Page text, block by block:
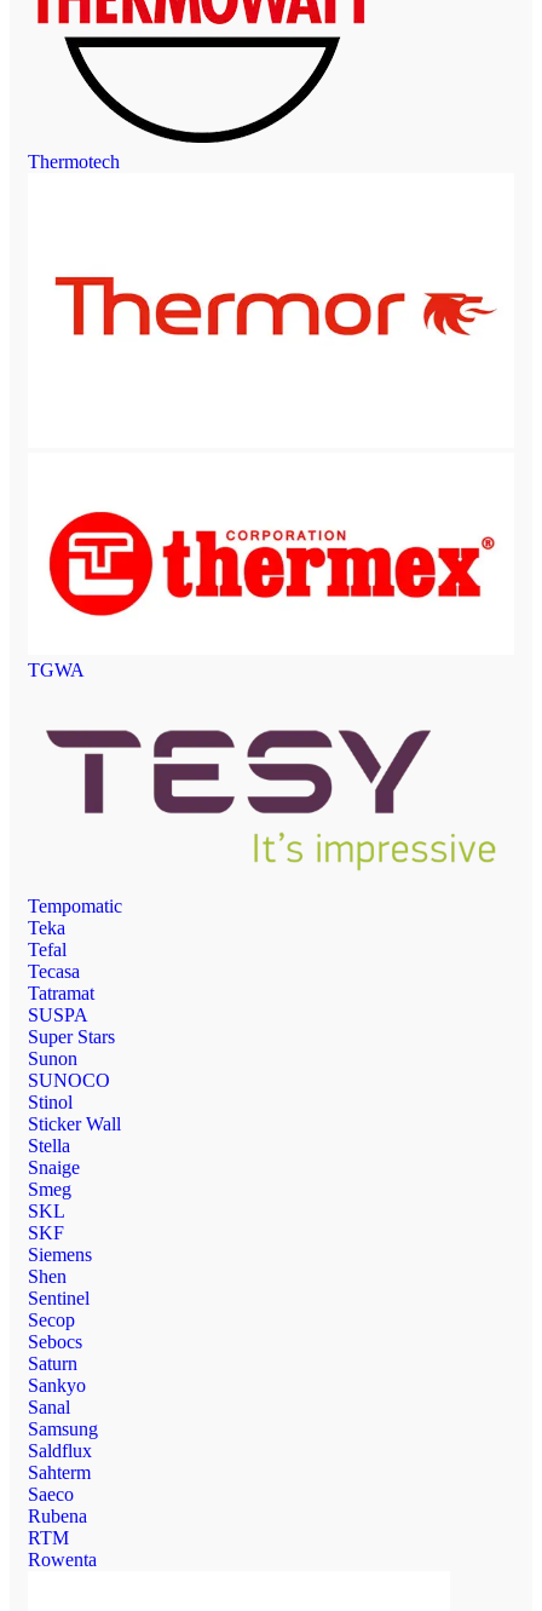
Thermotech
TGWA
Tempomatic
Teka
Tefal
Tecasa
Tatramat
SUSPA
Super Stars
Sunon
SUNOCO
Stinol
Sticker Wall
Stella
Snaige
Smeg
SKL
SKF
Siemens
Shen
Sentinel
Secop
Sebocs
Saturn
Sankyo
Sanal
Samsung
Saldflux
Sahterm
Saeco
Rubena
RTM
Rowenta